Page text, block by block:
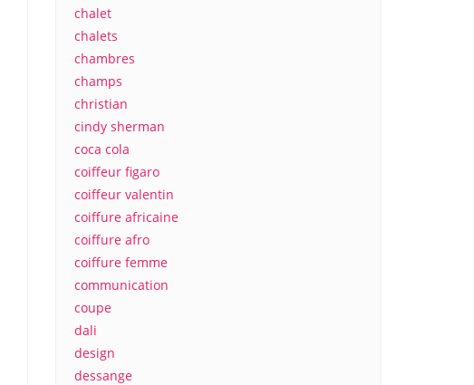
chalet
chalets
chambres
champs
christian
cindy sherman
coca cola
coiffeur figaro
coiffeur valentin
coiffure africaine
coiffure afro
coiffure femme
communication
coupe
dali
design
dessange